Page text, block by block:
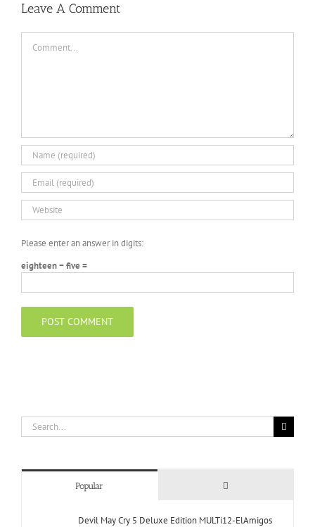
Leave A Comment
Please enter an answer in digits:
eighteen − five =
Search
for:
Popular Comments
Devil May Cry 5 Deluxe Edition MULTi12-ElAmigos